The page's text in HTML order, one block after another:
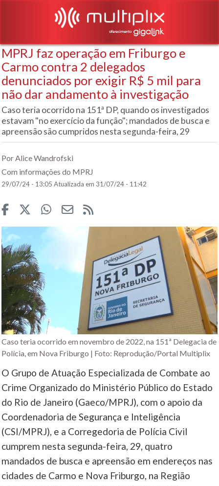
MPRJ faz operação em Friburgo e
Carmo contra 2 delegados
denunciados por exigir R$ 5 mil para
não dar andamento à investigação
Caso teria ocorrido na 151ª DP, quando os investigados
estavam "no exercício da função"; mandados de busca e
apreensão são cumpridos nesta segunda-feira, 29
Por Alice Wandrofski
Com informações do MPRJ
29/07/24 - 13:05Atualizada em 31/07/24 - 11:42
Caso teria ocorrido em novembro de 2022, na 151ª Delegacia de
Polícia, em Nova Friburgo | Foto: Reprodução/Portal Multiplix
O Grupo de Atuação Especializada de Combate ao
Crime Organizado do Ministério Público do Estado
do Rio de Janeiro (Gaeco/MPRJ), com o apoio da
Coordenadoria de Segurança e Inteligência
(CSI/MPRJ), e a Corregedoria de Polícia Civil
cumprem nesta segunda-feira, 29, quatro
mandados de busca e apreensão em endereços nas
cidades de Carmo e Nova Friburgo, na Região